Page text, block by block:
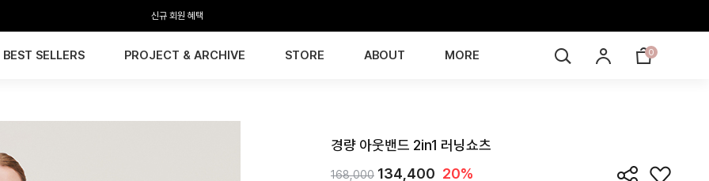
신규 회원 혜택
BEST SELLERS PROJECT & ARCHIVE STORE ABOUT MORE 0
경량 아웃밴드 2in1 러닝쇼츠
168,000 134,400 20%